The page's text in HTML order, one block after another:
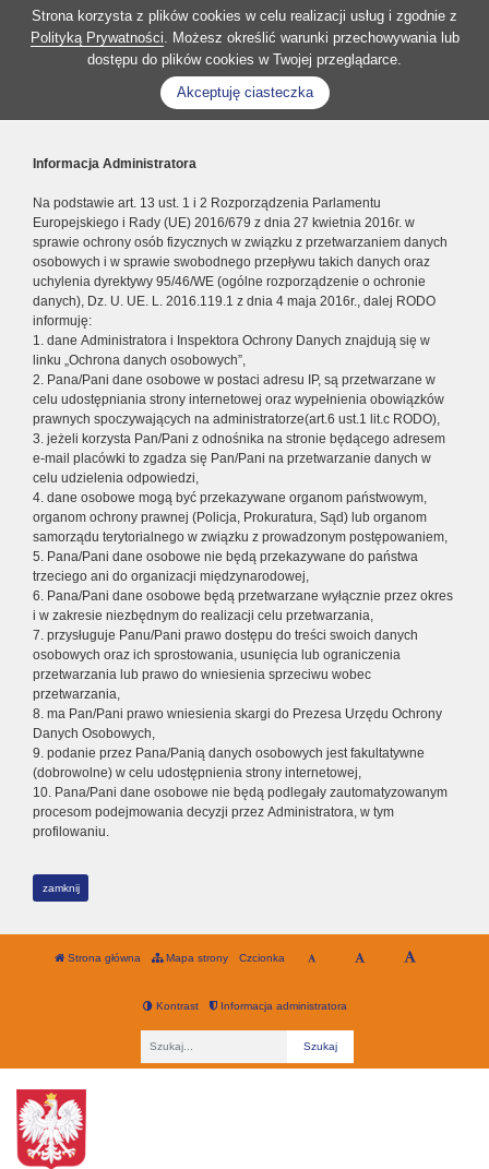
Strona korzysta z plików cookies w celu realizacji usług i zgodnie z
Polityką Prywatności. Możesz określić warunki przechowywania lub
dostępu do plików cookies w Twojej przeglądarce.
Akceptuję ciasteczka
Informacja Administratora
Na podstawie art. 13 ust. 1 i 2 Rozporządzenia Parlamentu
Europejskiego i Rady (UE) 2016/679 z dnia 27 kwietnia 2016r. w
sprawie ochrony osób fizycznych w związku z przetwarzaniem danych
osobowych i w sprawie swobodnego przepływu takich danych oraz
uchylenia dyrektywy 95/46/WE (ogólne rozporządzenie o ochronie
danych), Dz. U. UE. L. 2016.119.1 z dnia 4 maja 2016r., dalej RODO
informuję:
1. dane Administratora i Inspektora Ochrony Danych znajdują się w
linku „Ochrona danych osobowych”,
2. Pana/Pani dane osobowe w postaci adresu IP, są przetwarzane w
celu udostępniania strony internetowej oraz wypełnienia obowiązków
prawnych spoczywających na administratorze(art.6 ust.1 lit.c RODO),
3. jeżeli korzysta Pan/Pani z odnośnika na stronie będącego adresem
e-mail placówki to zgadza się Pan/Pani na przetwarzanie danych w
celu udzielenia odpowiedzi,
4. dane osobowe mogą być przekazywane organom państwowym,
organom ochrony prawnej (Policja, Prokuratura, Sąd) lub organom
samorządu terytorialnego w związku z prowadzonym postępowaniem,
5. Pana/Pani dane osobowe nie będą przekazywane do państwa
trzeciego ani do organizacji międzynarodowej,
6. Pana/Pani dane osobowe będą przetwarzane wyłącznie przez okres
i w zakresie niezbędnym do realizacji celu przetwarzania,
7. przysługuje Panu/Pani prawo dostępu do treści swoich danych
osobowych oraz ich sprostowania, usunięcia lub ograniczenia
przetwarzania lub prawo do wniesienia sprzeciwu wobec
przetwarzania,
8. ma Pan/Pani prawo wniesienia skargi do Prezesa Urzędu Ochrony
Danych Osobowych,
9. podanie przez Pana/Panią danych osobowych jest fakultatywne
(dobrowolne) w celu udostępnienia strony internetowej,
10. Pana/Pani dane osobowe nie będą podlegały zautomatyzowanym
procesom podejmowania decyzji przez Administratora, w tym
profilowaniu.
zamknij
Strona główna Mapa strony Czcionka
Kontrast Informacja administratora